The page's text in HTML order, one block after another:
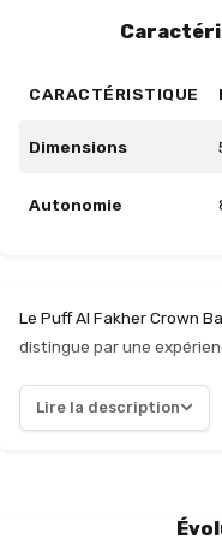
CARACTÉRISTIQUE
Dimensions
Autonomie
Le Puff Al Fakher Crown
distingue par une
douceur subtilement
fait un choix idéal pour
rechargeable de 850
Lire la description